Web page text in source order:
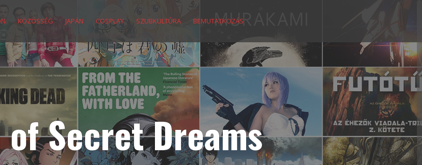
KÖZÖSSÉG JAPÁN COSPLAY SZUBKULTÚRA BEMUTATKOZÁS
Secret Dreams